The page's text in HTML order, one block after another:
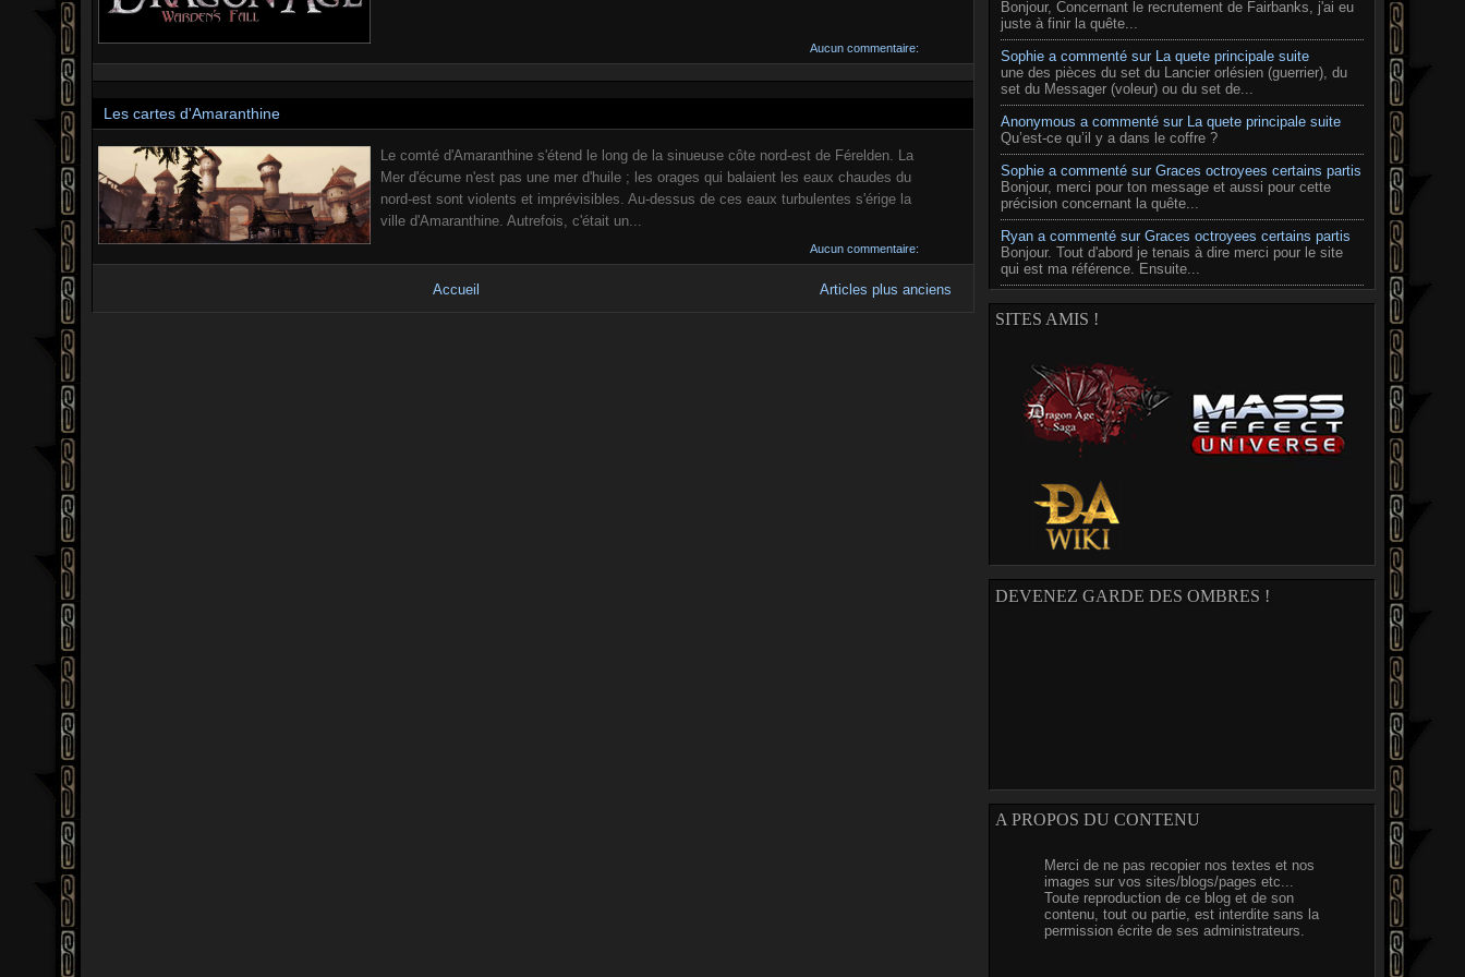
Aucun commentaire:
Les cartes d'Amaranthine
Le comté d'Amaranthine s'étend le long de la sinueuse côte nord-est de Férelden. La
Mer d'écume n'est pas une mer d'huile ; les orages qui balaient les eaux chaudes du
nord-est sont violents et imprévisibles. Au-dessus de ces eaux turbulentes s'érige la
ville d'Amaranthine. Autrefois, c'était un...
Aucun commentaire:
Articles plus anciens
Accueil
Bonjour, Concernant le recrutement de Fairbanks, j'ai eu
juste à finir la quête...
Sophie a commenté sur La quete principale suite
une des pièces du set du Lancier orlésien (guerrier), du
set du Messager (voleur) ou du set de...
Anonymous a commenté sur La quete principale suite
Qu’est-ce qu’il y a dans le coffre ?
Sophie a commenté sur Graces octroyees certains partis
Bonjour, merci pour ton message et aussi pour cette
précision concernant la quête...
Ryan a commenté sur Graces octroyees certains partis
Bonjour. Tout d'abord je tenais à dire merci pour le site
qui est ma référence. Ensuite...
SITES AMIS !
DEVENEZ GARDE DES OMBRES !
A PROPOS DU CONTENU
Merci de ne pas recopier nos textes et nos
images sur vos sites/blogs/pages etc...
Toute reproduction de ce blog et de son
contenu, tout ou partie, est interdite sans la
permission écrite de ses administrateurs.